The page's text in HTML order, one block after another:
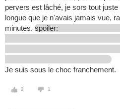
pervers est lâché, je sors tout
longue que je n'avais jamais vue,
minutes. spoiler:
Je suis sous le choc franchement.
2 1